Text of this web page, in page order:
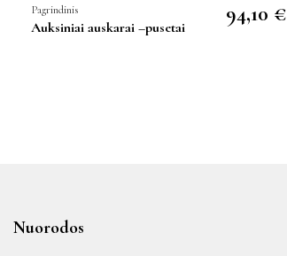
Pagrindinis
Auksiniai auskarai –pusetai
94,10 €
Nuorodos